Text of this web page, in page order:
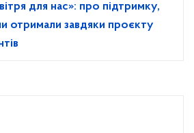
для нас»: про підтримку,
отримали завдяки проєкту